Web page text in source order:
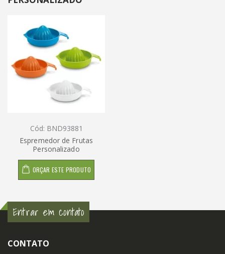
Cód: BND93881
Espremedor de Frutas
Personalizado
ORÇAR ESTE PRODUTO
Entrar em contato
CONTATO